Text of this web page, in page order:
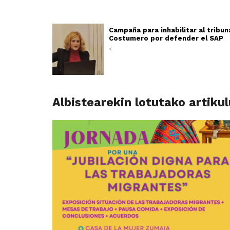
Campaña para inhabilitar al
Costumero por defender el SAP
<
Albistearekin lotutako